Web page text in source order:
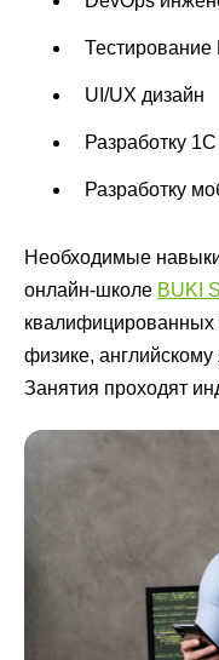
UI/UX дизайн
Разработку 1С
Разработку
Необходимые
онлайн-школе BUKI
квалифицированных
физике,
Занятия проходят